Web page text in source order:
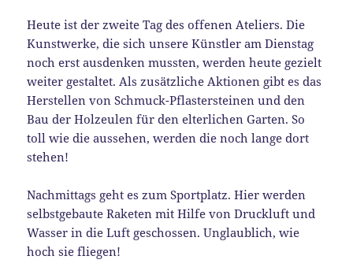
Heute ist der zweite Tag des offenen Ateliers. Die
Kunstwerke, die sich unsere Künstler am Dienstag
noch erst ausdenken mussten, werden heute gezielt
weiter gestaltet. Als zusätzliche Aktionen gibt es das
Herstellen von Schmuck-Pflastersteinen und den
Bau der Holzeulen für den elterlichen Garten. So
toll wie die aussehen, werden die noch lange dort
stehen!
Nachmittags geht es zum Sportplatz. Hier werden
selbstgebaute Raketen mit Hilfe von Druckluft und
Wasser in die Luft geschossen. Unglaublich, wie
hoch sie fliegen!